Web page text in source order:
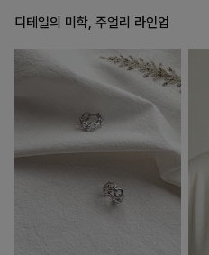
디테일의 미학, 주얼리 라인업